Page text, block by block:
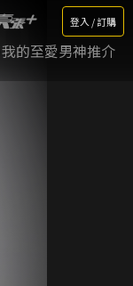
登入 / 訂購
我的至愛男神推介